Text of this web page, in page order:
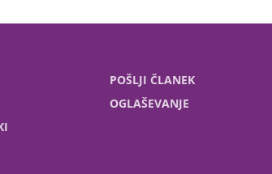
POŠLJI ČLANEK
OGLAŠEVANJE